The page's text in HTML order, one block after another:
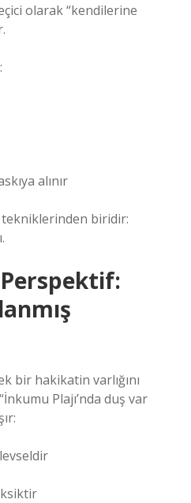
olarak “kendilerine
alınır
tekniklerinden biridir:
bir hakikatin varlığını
Plajı’nda duş var